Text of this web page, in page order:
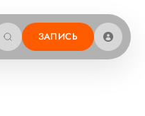
ЗАПИСЬ